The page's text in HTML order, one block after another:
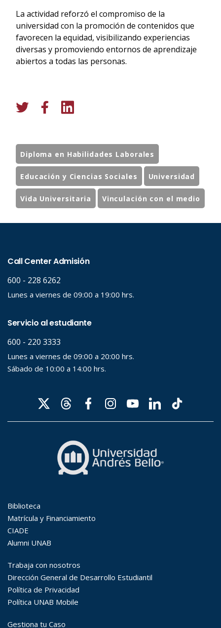
La actividad reforzó el compromiso de la
universidad con la promoción de contenidos que
favorecen la equidad, visibilizando experiencias
diversas y promoviendo entornos de aprendizaje
abiertos a todas las personas.
Diploma en Habilidades Laborales
Educación y Ciencias Sociales Universidad
Vida Universitaria Vinculación con el medio